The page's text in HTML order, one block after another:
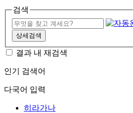
검색
상세검색
결과 내 재검색
인기 검색어
다국어 입력
히라가나